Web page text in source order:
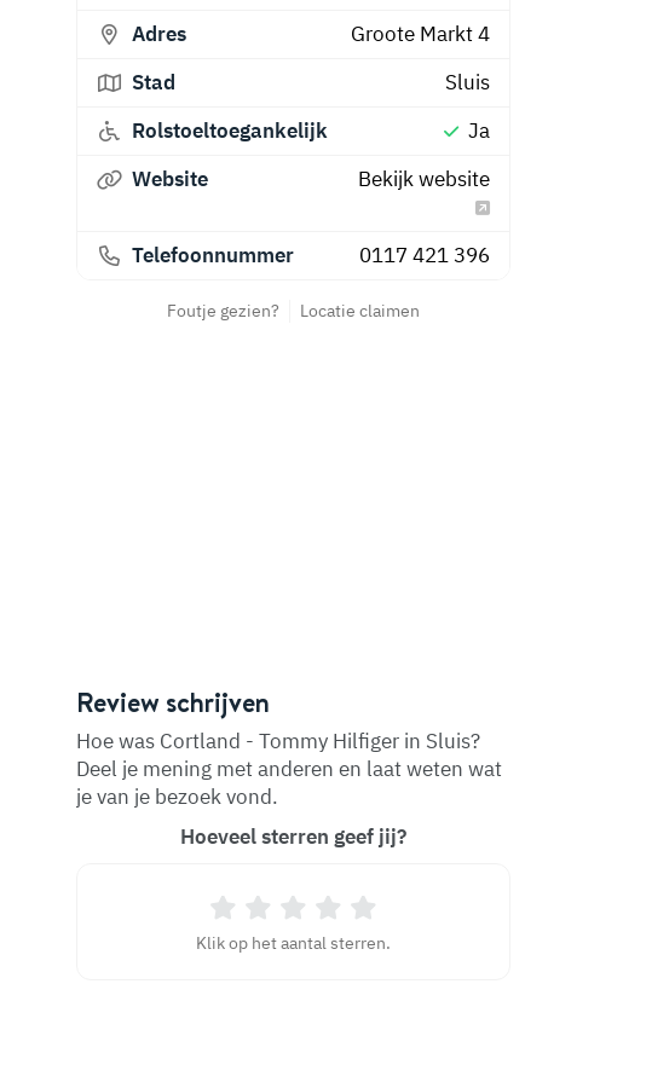
Adres
Groote Markt 4
Stad
Sluis
Rolstoeltoegankelijk
Ja
Website
Bekijk website
Telefoonnummer 0117 421 396
Foutje gezien? Locatie claimen
Review schrijven
Hoe was Cortland - Tommy Hilfiger in Sluis?
Deel je mening met anderen en laat weten wat
je van je bezoek vond.
Hoeveel sterren geef jij?
Klik op het aantal sterren.